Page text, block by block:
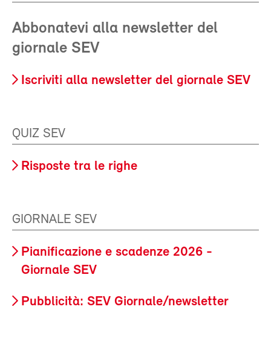
Abbonatevi alla newsletter del
giornale SEV
Iscriviti alla newsletter del giornale SEV
QUIZ SEV
Risposte tra le righe
GIORNALE SEV
Pianificazione e scadenze 2026 -
Giornale SEV
Pubblicità: SEV Giornale/newsletter